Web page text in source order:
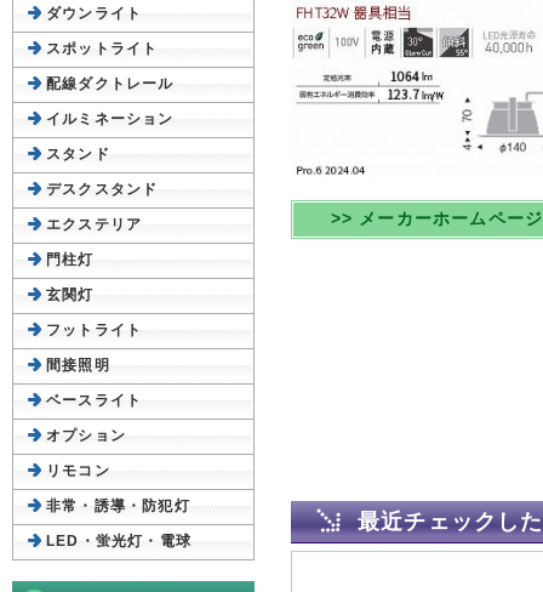
>> メーカーホームペー
最近チェックし
ダウンライト
スポットライト
配線ダクトレール
イルミネーション
スタンド
デスクスタンド
エクステリア
門柱灯
玄関灯
フットライト
間接照明
ベースライト
オプション
リモコン
非常・誘導・防犯灯
LED・蛍光灯・電球